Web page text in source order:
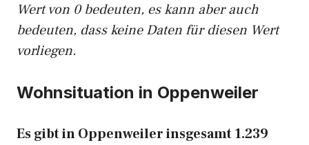
Wert von 0 bedeuten, es kann aber auch
bedeuten, dass keine Daten für diesen Wert
vorliegen.
Wohnsituation in Oppenweiler
Es gibt in Oppenweiler insgesamt 1.239